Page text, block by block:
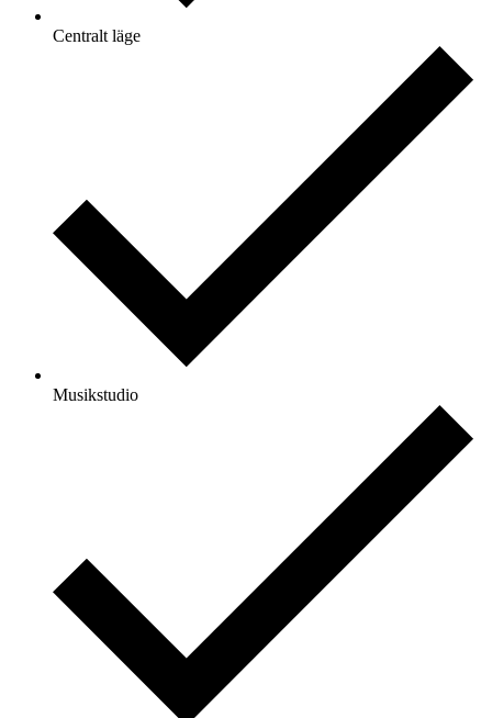
Centralt läge
Musikstudio